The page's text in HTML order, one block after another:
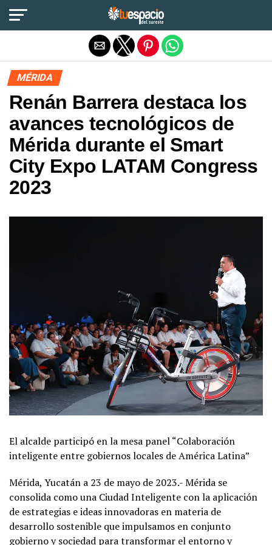
MÉRIDA
Renán Barrera destaca los
avances tecnológicos de
Mérida durante el Smart
City Expo LATAM Congress
2023
El alcalde participó en la mesa panel “Colaboración
inteligente entre gobiernos locales de América Latina”
Mérida, Yucatán a 23 de mayo de 2023.- Mérida se
consolida como una Ciudad Inteligente con la aplicación
de estrategias e ideas innovadoras en materia de
desarrollo sostenible que impulsamos en conjunto
gobierno y sociedad para transformar el entorno y
Salir de la versión móvil